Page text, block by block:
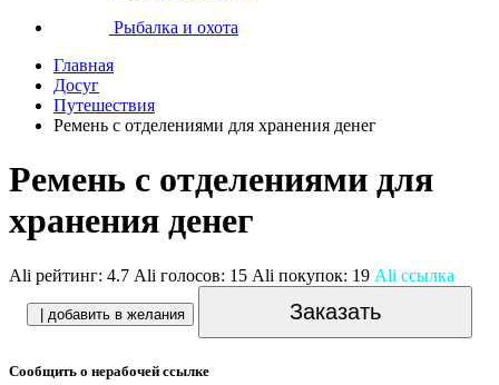
Рыбалка и охота
Главная
Досуг
Путешествия
Ремень с отделениями для хранения денег
Ремень с отделениями для
хранения денег
Ali рейтинг: 4.7 Ali голосов: 15 Ali покупок: 19 Ali ссылка
| добавить в желания Заказать
Сообщить о нерабочей ссылке